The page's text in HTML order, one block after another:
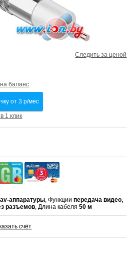
Следить за ценой
баланс
от 3 р/мес
1 клик
аппаратуры, Функциипередача видео,
разъемов, Длина кабеля50 м
счёт